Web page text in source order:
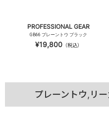
PROFESSIONAL GEAR
GB66 プレーントウ ブラック
¥19,800（税込）
プレーントウ,リ